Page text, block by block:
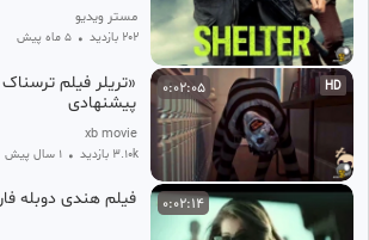
مستر ویدیو
202 بازدید • 5 ماه پیش
HD
0:02:05
پیشنهادی
xb movie
3.10k بازدید • 1 سال پیش
0:02:14 فیلم هندی دوبله